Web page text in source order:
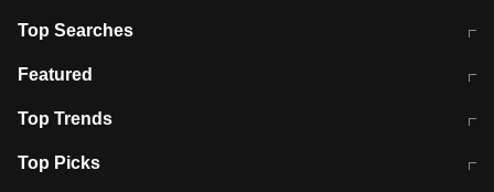
Top Searches
मुंबई में लगे 'जेन जी' के पोस्टर, लिखा- 'मैं
Featured
10 अगस्त को विधानसभा का घेराव करेंगे
Top Trends
RBI का नया नियम: अब बैंकों को अपनी सभी
Top Picks